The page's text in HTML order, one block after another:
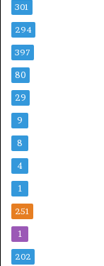
301
294
397
80
29
9
8
4
1
251
1
202